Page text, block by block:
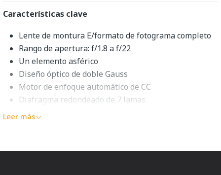
Características clave
Lente de montura E/formato de fotograma completo
Rango de apertura: f/1.8 a f/22
Un elemento asférico
Diseño óptico de doble Gauss
Motor de enfoque automático de CC
Diafragma redondeado de 7 lamas
Ligero Normal Prime
Leer más